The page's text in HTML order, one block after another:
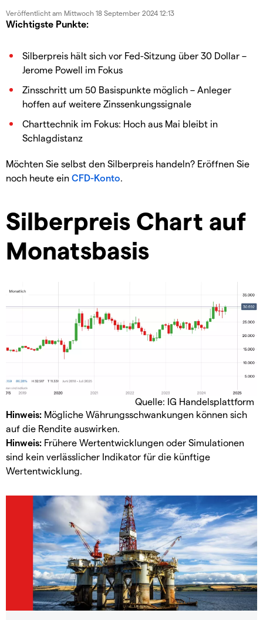
Veröffentlicht am Mittwoch 18 September 2024 12:13
Wichtigste Punkte:
Silberpreis hält sich vor Fed-Sitzung über 30 Dollar –
Jerome Powell im Fokus
Zinsschritt um 50 Basispunkte möglich – Anleger
hoffen auf weitere Zinssenkungssignale
Charttechnik im Fokus: Hoch aus Mai bleibt in
Schlagdistanz
Möchten Sie selbst den Silberpreis handeln? Eröffnen Sie
noch heute ein CFD-Konto.
Silberpreis Chart auf
Monatsbasis
Quelle: IG Handelsplattform
Hinweis: Mögliche Währungsschwankungen können sich
auf die Rendite auswirken.
Hinweis: Frühere Wertentwicklungen oder Simulationen
sind kein verlässlicher Indikator für die künftige
Wertentwicklung.